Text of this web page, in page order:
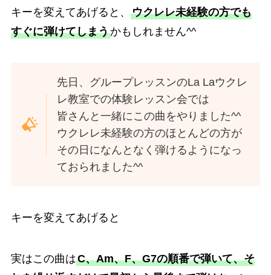
キーを変えてあげると、 ウクレレ未経験の方でも
すぐに弾けてしまうかもしれません^^
先日、グループレッスンのLa Laウクレ
レ教室での体験レッスン会では
皆さんと一緒にこの曲をやりました^^
ウクレレ未経験の方のほとんどの方が
その日になんとなく弾けるようになっ
ておられました^^
キーを変えてあげると
実はこの曲はC、Am、F、G7の順番で弾いて、そ